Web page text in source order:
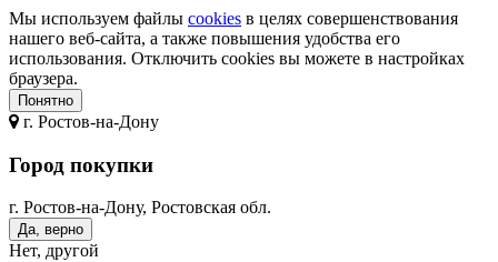
Мы используем файлы cookies в целях совершенствования
нашего веб-сайта, а также повышения удобства его
использования. Отключить cookies вы можете в настройках
браузера.
Понятно
г. Ростов-на-Дону
Город покупки
г. Ростов-на-Дону, Ростовская обл.
Да, верно
Нет, другой